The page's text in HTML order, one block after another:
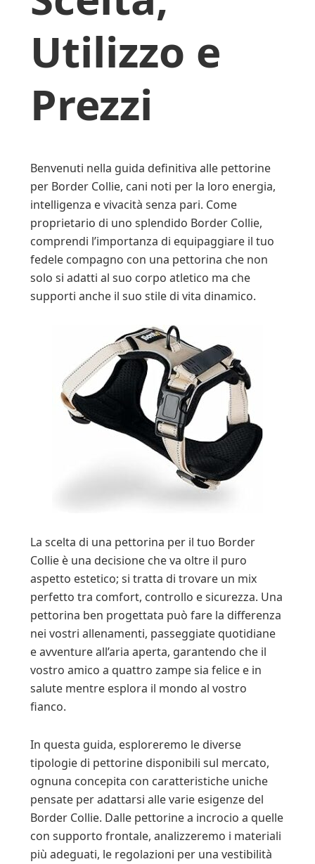
Utilizzo e
Prezzi
Benvenuti nella guida definitiva alle pettorine
per Border Collie, cani noti per la loro energia,
intelligenza e vivacità senza pari. Come
proprietario di uno splendido Border Collie,
comprendi l’importanza di equipaggiare il tuo
fedele compagno con una pettorina che non
solo si adatti al suo corpo atletico ma che
supporti anche il suo stile di vita dinamico.
La scelta di una pettorina per il tuo Border
Collie è una decisione che va oltre il puro
aspetto estetico; si tratta di trovare un mix
perfetto tra comfort, controllo e sicurezza. Una
pettorina ben progettata può fare la differenza
nei vostri allenamenti, passeggiate quotidiane
e avventure all’aria aperta, garantendo che il
vostro amico a quattro zampe sia felice e in
salute mentre esplora il mondo al vostro
fianco.
In questa guida, esploreremo le diverse
tipologie di pettorine disponibili sul mercato,
ognuna concepita con caratteristiche uniche
pensate per adattarsi alle varie esigenze del
Border Collie. Dalle pettorine a incrocio a quelle
con supporto frontale, analizzeremo i materiali
più adeguati, le regolazioni per una vestibilità